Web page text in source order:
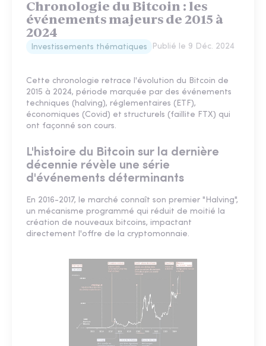
Chronologie du Bitcoin : les
événements majeurs de 2015 à
2024
Investissements thématiques Publié le 9 Déc. 2024
Cette chronologie retrace l'évolution du Bitcoin de
2015 à 2024, période marquée par des événements
techniques (halving), réglementaires (ETF),
économiques (Covid) et structurels (faillite FTX) qui
ont façonné son cours.
L'histoire du Bitcoin sur la dernière
décennie révèle une série
d'événements déterminants
En 2016-2017, le marché connaît son premier "Halving",
un mécanisme programmé qui réduit de moitié la
création de nouveaux bitcoins, impactant
directement l'offre de la cryptomonnaie.